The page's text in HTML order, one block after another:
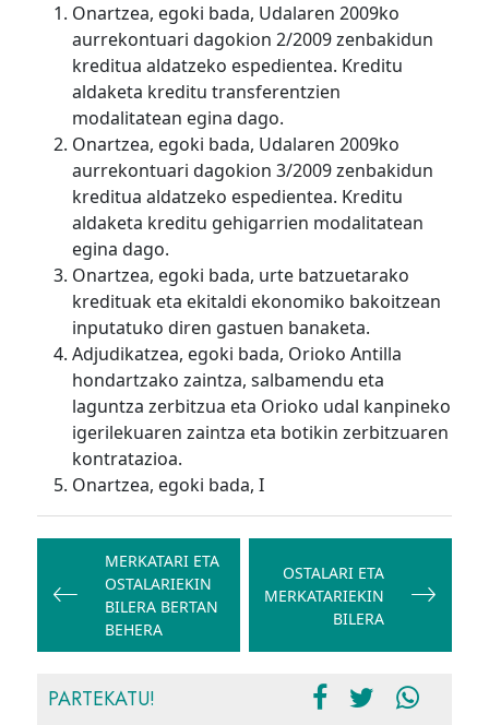
Onartzea, egoki bada, Udalaren 2009ko
aurrekontuari dagokion 2/2009 zenbakidun
kreditua aldatzeko espedientea. Kreditu
aldaketa kreditu transferentzien
modalitatean egina dago.
Onartzea, egoki bada, Udalaren 2009ko
aurrekontuari dagokion 3/2009 zenbakidun
kreditua aldatzeko espedientea. Kreditu
aldaketa kreditu gehigarrien modalitatean
egina dago.
Onartzea, egoki bada, urte batzuetarako
kredituak eta ekitaldi ekonomiko bakoitzean
inputatuko diren gastuen banaketa.
Adjudikatzea, egoki bada, Orioko Antilla
hondartzako zaintza, salbamendu eta
laguntza zerbitzua eta Orioko udal kanpineko
igerilekuaren zaintza eta botikin zerbitzuaren
kontratazioa.
Onartzea, egoki bada, I
Bidalketetan
zehar
nabigatu
MERKATARI ETA
OSTALARIEKIN
BILERA BERTAN
BEHERA
OSTALARI ETA
MERKATARIEKIN
BILERA
PARTEKATU!